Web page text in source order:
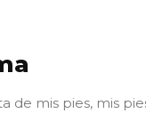
de mis pies, mis